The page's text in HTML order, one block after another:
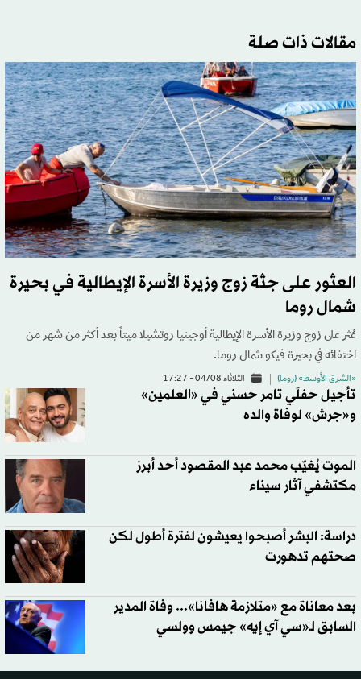
مقالات ذات صلة
العثور على جثة زوج وزيرة الأسرة الإيطالية في بحيرة
شمال روما
عُثر على زوج وزيرة الأسرة الإيطالية أوجينيا روتشيلا ميتاً بعد أكثر من شهر من
اختفائه في بحيرة فيكو شمال روما.
«الشرق الأوسط» (روما) الثلاثاء 04/08 - 17:27
تأجيل حفلَي تامر حسني في «العلمين»
و«جرش» لوفاة والده
الموت يُغيّب محمد عبد المقصود أحد أبرز
مكتشفي آثار سيناء
دراسة: البشر أصبحوا يعيشون لفترة أطول لكن
صحتهم تدهورت
بعد معاناة مع «متلازمة هافانا»... وفاة المدير
السابق لـ«سي آي إيه» جيمس وولسي